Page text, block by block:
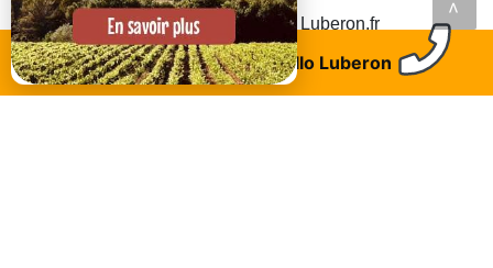
DécouvrezBONNIEUX (84480) sur Luberon.fr
Trouvez un logement Allo Luberon
<